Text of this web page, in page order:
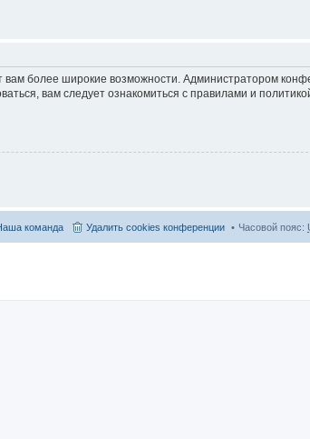
вам более широкие возможности. Администратором
вам следует ознакомиться с правилами и
Часовой пояс:
Удалить cookies конференции
команда